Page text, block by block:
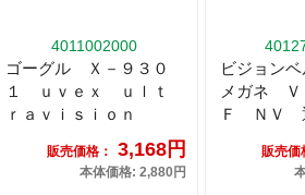
4011002000
ゴーグル Ｘ－９３０
１ ｕｖｅｘ ｕｌｔ
ｒａｖｉｓｉｏｎ
販売価格： 3,168円
本体価格: 2,880円
ビジョン
メガネ Ｖ
Ｆ ＮＶ
販売価